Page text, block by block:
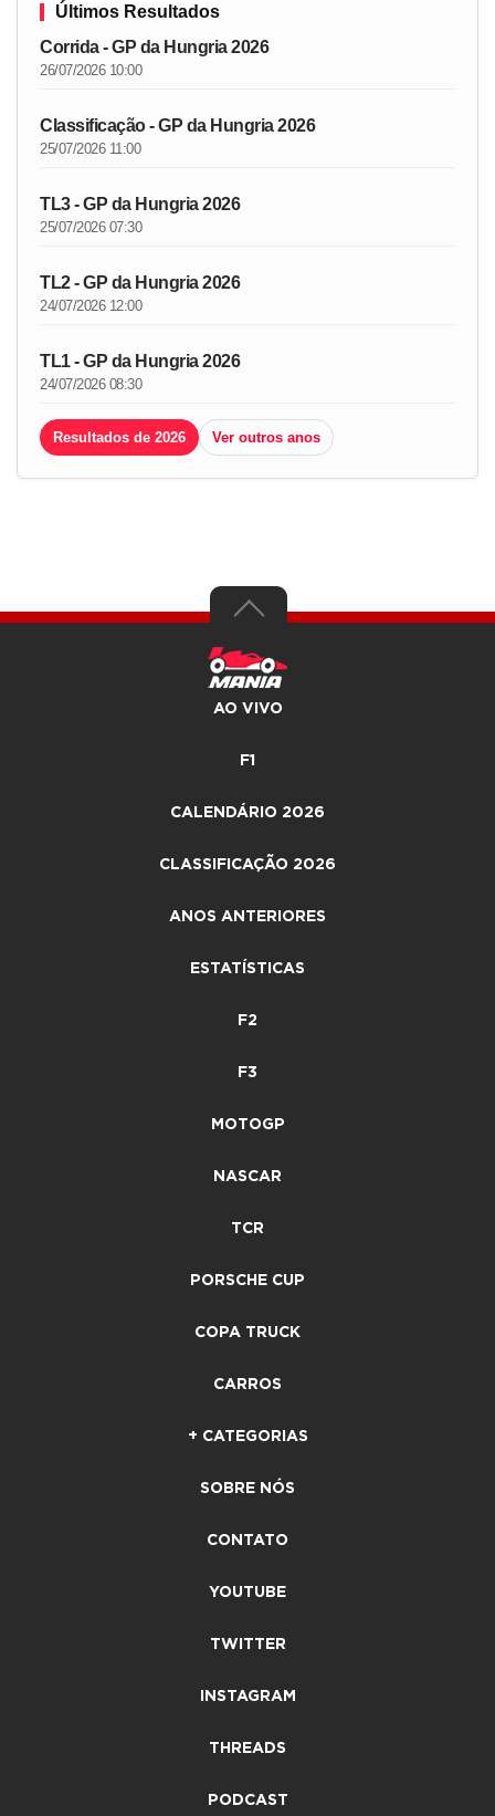
Últimos Resultados
Corrida - GP da Hungria 2026
26/07/2026 10:00
Classificação - GP da Hungria 2026
25/07/2026 11:00
TL3 - GP da Hungria 2026
25/07/2026 07:30
TL2 - GP da Hungria 2026
24/07/2026 12:00
TL1 - GP da Hungria 2026
24/07/2026 08:30
Resultados de 2026 Ver outros anos
AO VIVO
F1
CALENDÁRIO 2026
CLASSIFICAÇÃO 2026
ANOS ANTERIORES
ESTATÍSTICAS
F2
F3
MOTOGP
NASCAR
TCR
PORSCHE CUP
COPA TRUCK
CARROS
+ CATEGORIAS
SOBRE NÓS
CONTATO
YOUTUBE
TWITTER
INSTAGRAM
THREADS
PODCAST